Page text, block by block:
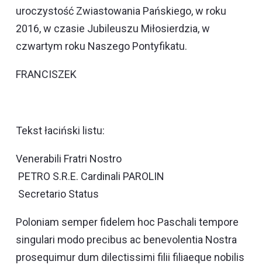
uroczystość Zwiastowania Pańskiego, w roku
2016, w czasie Jubileuszu Miłosierdzia, w
czwartym roku Naszego Pontyfikatu.
FRANCISZEK
Tekst łaciński listu:
Venerabili Fratri Nostro
PETRO S.R.E. Cardinali PAROLIN
Secretario Status
Poloniam semper fidelem hoc Paschali tempore
singulari modo precibus ac benevolentia Nostra
prosequimur dum dilectissimi filii filiaeque nobilis